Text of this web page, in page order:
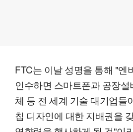
FTC는 이날 성명을 통해 "엔
인수하면 스마트폰과 공장설
체 등 전 세계 기술 대기업들
칩 디자인에 대한 지배권을